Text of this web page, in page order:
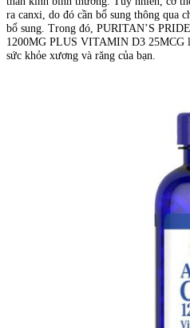
ra canxi, do đó cần bổ sung thông qua
bổ sung. Trong đó, PURITAN’S
1200MG PLUS VITAMIN D3 25MCG
sức khỏe xương và răng của bạn.